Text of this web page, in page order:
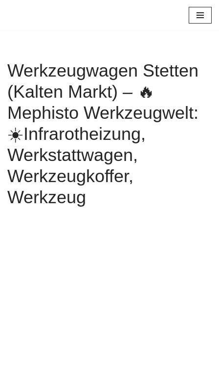
Werkzeugwagen Stetten
(Kalten Markt) – 🔥
Mephisto Werkzeugwelt:
☀️Infrarotheizung,
Werkstattwagen,
Werkzeugkoffer,
Werkzeug